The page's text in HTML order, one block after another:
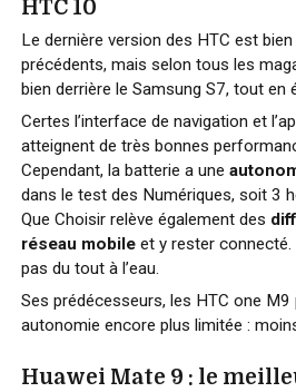
HTC 10
Le dernière version des HTC est
précédents, mais selon tous les
bien derrière le Samsung S7, tout en
Certes l’interface de navigation et
atteignent de très bonnes
Cependant, la batterie a une
dans le test des Numériques, soit 3
Que Choisir relève également des
réseau mobileet y rester connecté.
pas du tout à l’eau.
Ses prédécesseurs, les HTC one
autonomie encore plus limitée :
Huawei Mate 9 : le